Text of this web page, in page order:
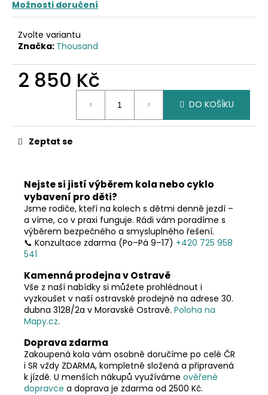
Možnosti doručení
Zvolte variantu
Značka: Thousand
2 850 Kč
DO KOŠÍKU
Zeptat se
Nejste si jistí výběrem kola nebo cyklo
vybavení pro děti?
Jsme rodiče, kteří na kolech s dětmi denně jezdí –
a víme, co v praxi funguje. Rádi vám poradíme s
výběrem bezpečného a smysluplného řešení.
📞 Konzultace zdarma (Po–Pá 9–17) +420 725 958
541
Kamenná prodejna v Ostravě
Vše z naší nabídky si můžete prohlédnout i
vyzkoušet v naší ostravské prodejně na adrese 30.
dubna 3128/2a v Moravské Ostravě. Poloha na
Mapy.cz.
Doprava zdarma
Zakoupená kola vám osobně doručíme po celé ČR
i SR vždy ZDARMA, kompletně složená a připravená
k jízdě. U menších nákupů využíváme ověřené
dopravce a doprava je zdarma od 2500 Kč.
č
u
e
m